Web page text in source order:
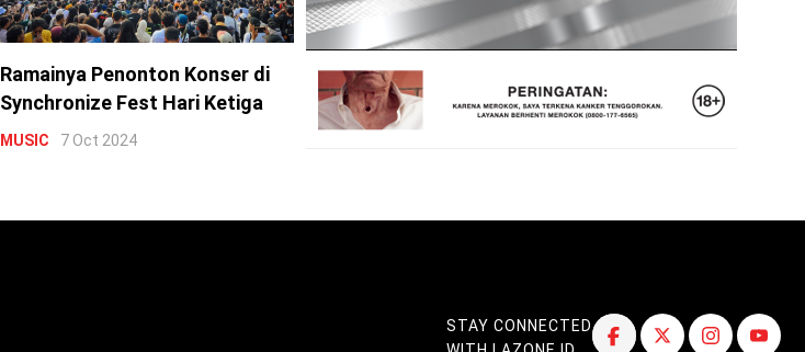
Ramainya Penonton Konser di
Synchronize Fest Hari Ketiga
MUSIC 7 Oct 2024
STAY CONNECTED